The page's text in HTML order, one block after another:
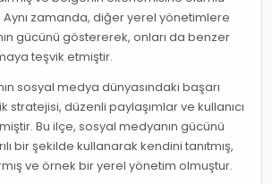
Aynı zamanda, diğer yerel yönetimlere
gücünü göstererek, onları da benzer
teşvik etmiştir.
sosyal medya dünyasındaki başarı
stratejisi, düzenli paylaşımlar ve kullanıcı
Bu ilçe, sosyal medyanın gücünü
bir şekilde kullanarak kendini tanıtmış,
ve örnek bir yerel yönetim olmuştur.